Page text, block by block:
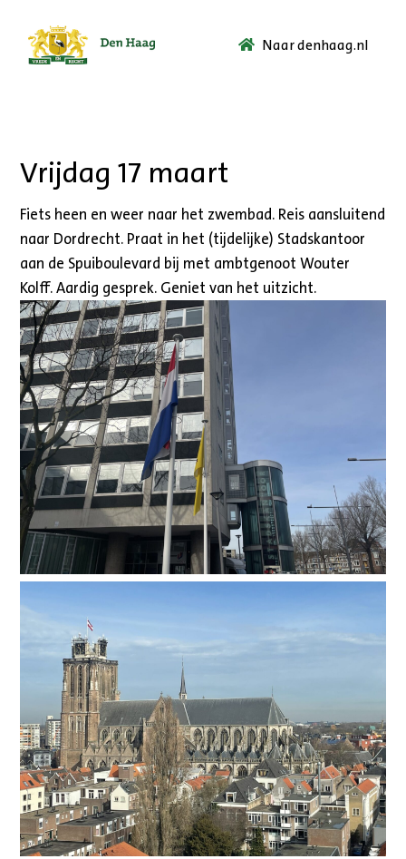
Ga
Naar denhaag.nl
Vrijdag 17 maart
Fiets heen en weer naar het zwembad. Reis aansluitend
naar Dordrecht. Praat in het (tijdelijke) Stadskantoor
aan de Spuiboulevard bij met ambtgenoot Wouter
Kolff. Aardig gesprek. Geniet van het uitzicht.